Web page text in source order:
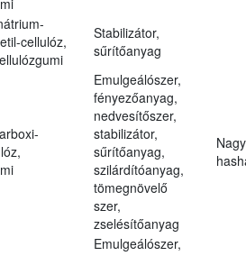
cellulóz,
Stabilizátor,
sűrítőanyag
Emulgeálószer,
fényezőanyag,
nedvesítőszer,
stabilizátor,
sűrítőanyag,
szilárdítóanyag,
tömegnövelő
szer,
zselésítőanyag
Emulgeálószer,